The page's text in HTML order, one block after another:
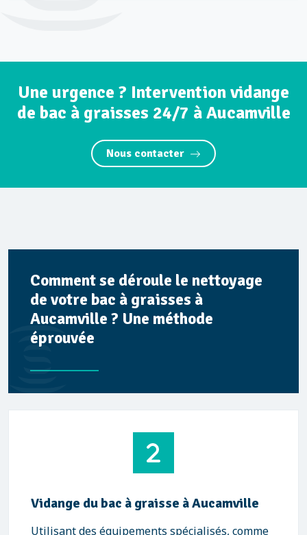
Une urgence ? Intervention vidange
de bac à graisses 24/7 à Aucamville
Nous contacter
Comment se déroule le nettoyage
de votre bac à graisses à
Aucamville ? Une méthode
éprouvée
Vidange du bac à graisse à Aucamville
Utilisant des équipements spécialisés, comme